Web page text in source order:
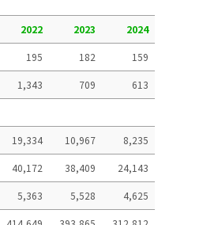
2022 2023 2024
195 182 159
1,343 709 613
19,334 10,967 8,235
40,172 38,409 24,143
5,363 5,528 4,625